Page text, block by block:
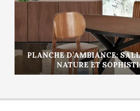
PLANCHE D’AMBIANCE:
NATURE ET